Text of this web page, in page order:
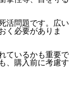
活問題です。広い
く必要がありま
ているかも重要で
、購入前に考慮す